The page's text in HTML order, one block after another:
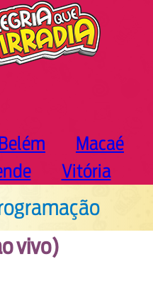
Macaé
Vitória
vivo)